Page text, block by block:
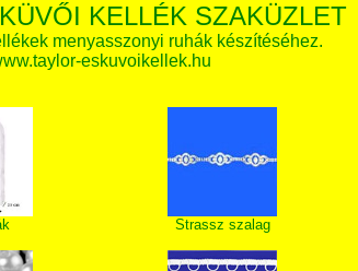
KELLÉK SZAKÜZLET
menyasszonyi ruhák készítéséhez.
eskuvoikellek.hu
Strassz szalag